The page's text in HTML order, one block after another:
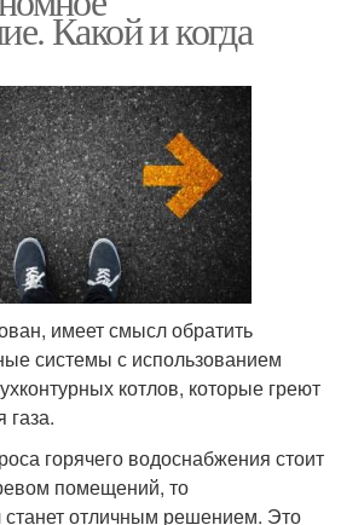
Какой и когда
имеет смысл обратить
системы с использованием
котлов, которые греют
газа.
горячего водоснабжения стоит
помещений, то
станет отличным решением. Это